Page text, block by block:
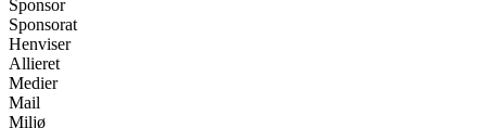
Sponsor
Sponsorat
Henviser
Allieret
Medier
Mail
Miljø